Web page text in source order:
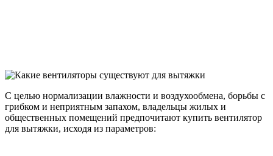
С целью нормализации влажности и воздухообмена, борьбы с
грибком и неприятным запахом, владельцы жилых и
общественных помещений предпочитают купить вентилятор
для вытяжки, исходя из параметров: